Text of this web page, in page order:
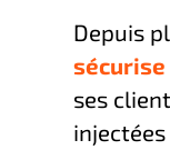
Depuis
ses
injectées